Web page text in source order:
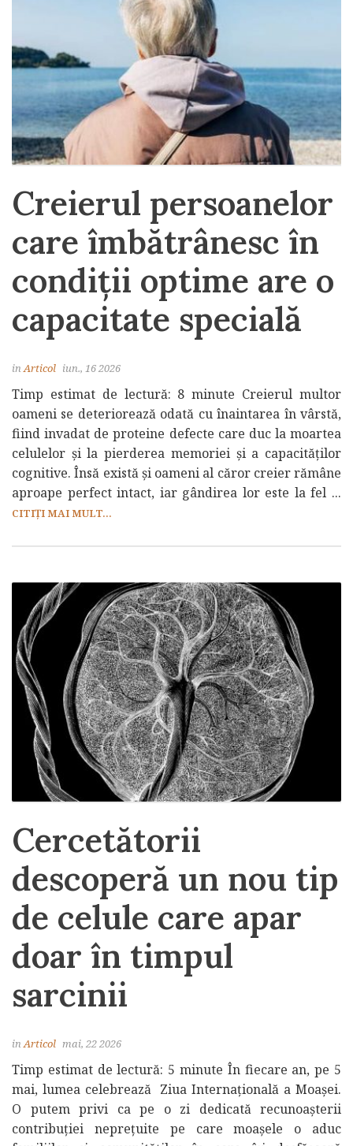
Creierul persoanelor
care îmbătrânesc în
condiții optime are o
capacitate specială
inArticol iun., 16 2026
Timp estimat de lectură: 8 minute Creierul multor
oameni se deteriorează odată cu înaintarea în vârstă,
fiind invadat de proteine defecte care duc la moartea
celulelor și la pierderea memoriei și a capacităților
cognitive. Însă există și oameni al căror creier rămâne
aproape perfect intact, iar gândirea lor este la fel ...
CITIȚI MAI MULT...
Cercetătorii
descoperă un nou tip
de celule care apar
doar în timpul
sarcinii
inArticol mai, 22 2026
Timp estimat de lectură: 5 minute În fiecare an, pe 5
mai, lumea celebrează Ziua Internațională a Moașei.
O putem privi ca pe o zi dedicată recunoașterii
contribuției neprețuite pe care moașele o aduc